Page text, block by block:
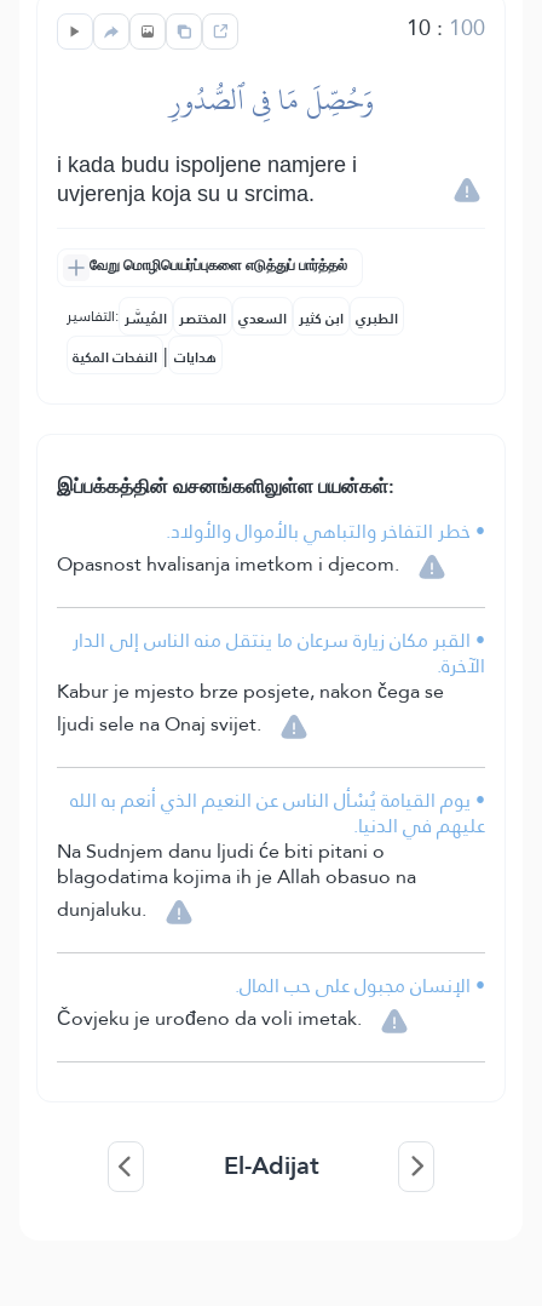
10: 100
وَحُصِّلَ مَا فِي ٱلصُّدُورِ
i kada budu ispoljene namjere i
uvjerenja koja su u srcima.
வேறு மொழிபெயர்ப்புகளை எடுத்துப் பார்த்தல்
التفاسير: المُيسَّر المختصر السعدي ابن كثير الطبري
النفحات المكية | هدايات
இப்பக்கத்தின் வசனங்களிலுள்ள பயன்கள்:
• خطر التفاخر والتباهي بالأموال والأولاد.
Opasnost hvalisanja imetkom i djecom.
• القبر مكان زيارة سرعان ما ينتقل منه الناس إلى الدار
الآخرة.
Kabur je mjesto brze posjete, nakon čega se
ljudi sele na Onaj svijet.
• يوم القيامة يُسْأل الناس عن النعيم الذي أنعم به الله
عليهم في الدنيا.
Na Sudnjem danu ljudi će biti pitani o
blagodatima kojima ih je Allah obasuo na
dunjaluku.
• الإنسان مجبول على حب المال.
Čovjeku je urođeno da voli imetak.
El-Adijat